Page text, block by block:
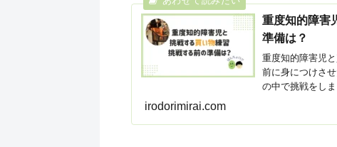
重度知的障害
準備は？
重度知的障害児
前に身につけさ
の中で挑戦をし
irodorimirai.com